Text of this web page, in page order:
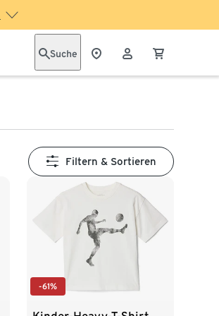
Suche
Filtern & Sortieren
-61%